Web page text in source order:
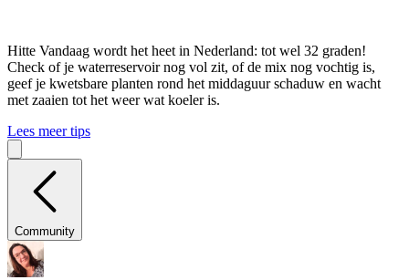
Hitte Vandaag wordt het heet in Nederland: tot wel 32 graden!
Check of je waterreservoir nog vol zit, of de mix nog vochtig is,
geef je kwetsbare planten rond het middaguur schaduw en wacht
met zaaien tot het weer wat koeler is.
Lees meer tips
Community